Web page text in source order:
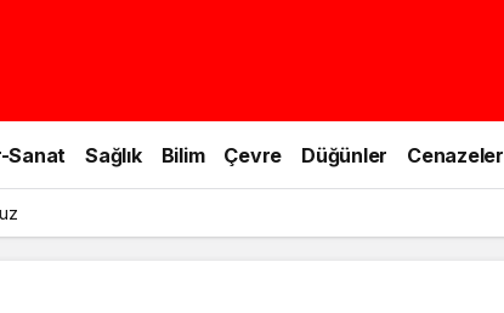
Sanat Sağlık Bilim Çevre Düğünler Cenazeler